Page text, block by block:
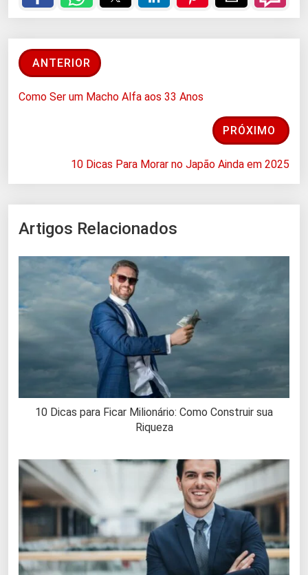
ANTERIOR
Como Ser um Macho Alfa aos 33 Anos
PRÓXIMO
10 Dicas Para Morar no Japão Ainda em 2025
Artigos Relacionados
10 Dicas para Ficar Milionário: Como Construir sua
Riqueza